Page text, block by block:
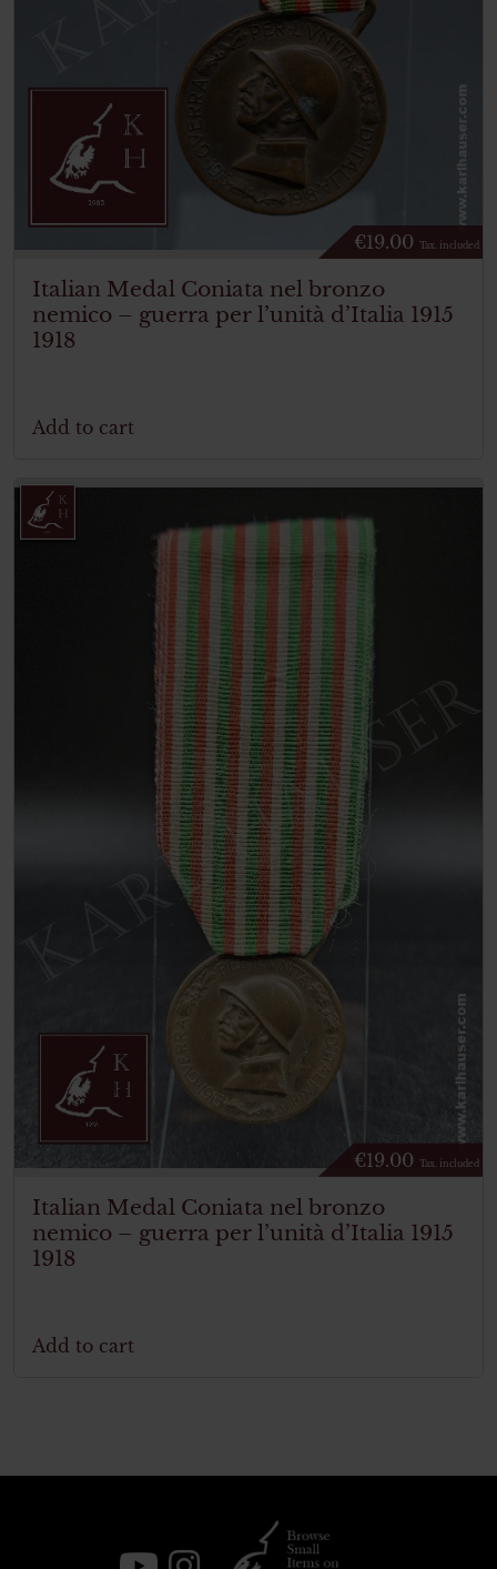
€19.00 Tax. included
Italian Medal Coniata nel bronzo
nemico – guerra per l’unità d’Italia 1915
1918
Add to cart
€19.00 Tax. included
Italian Medal Coniata nel bronzo
nemico – guerra per l’unità d’Italia 1915
1918
Add to cart